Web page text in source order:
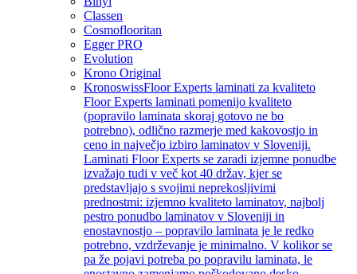
Classen
Cosmoflooritan
Egger PRO
Evolution
Krono Original
KronoswissFloor Experts laminati za kvaliteto
Floor Experts laminati pomenijo kvaliteto
(popravilo laminata skoraj gotovo ne bo
potrebno), odlično razmerje med kakovostjo in
ceno in največjo izbiro laminatov v Sloveniji.
Laminati Floor Experts se zaradi izjemne ponudbe
izvažajo tudi v več kot 40 držav, kjer se
predstavljajo s svojimi neprekosljivimi
prednostmi: izjemno kvaliteto laminatov, najbolj
pestro ponudbo laminatov v Sloveniji in
enostavnostjo – popravilo laminata je le redko
potrebno, vzdrževanje je minimalno. V kolikor se
pa že pojavi potreba po popravilu laminata, le